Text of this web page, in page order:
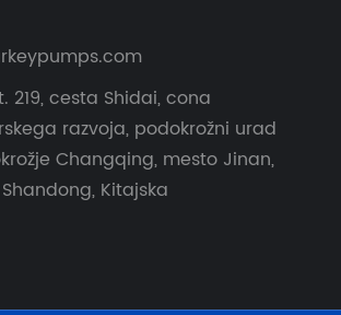
219, cesta Shidai, cona
razvoja, podokrožni urad
Changqing, mesto Jinan,
Kitajska